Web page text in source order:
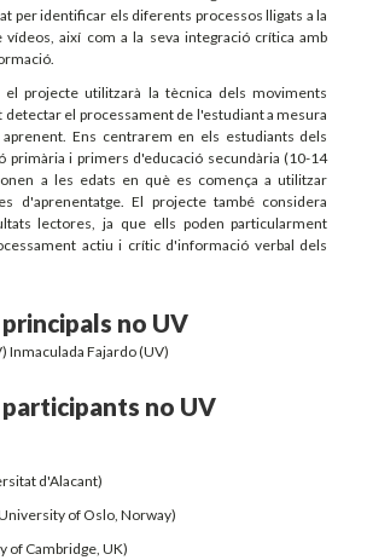
per identificar els diferents processos lligats a la
així com a la seva integració crítica amb
el projecte utilitzarà la tècnica dels moviments
detectar el processament de l'estudiant a mesura
Ens centrarem en els estudiants dels
primària i primers d'educació secundària (10-14
a les edats en què es comença a utilitzar
d'aprenentatge. El projecte també considera
lectores, ja que ells poden particularment
actiu i crític d'informació verbal dels
no UV
Inmaculada Fajardo (UV)
no UV
d'Alacant)
of Oslo, Norway)
of Cambridge, UK)